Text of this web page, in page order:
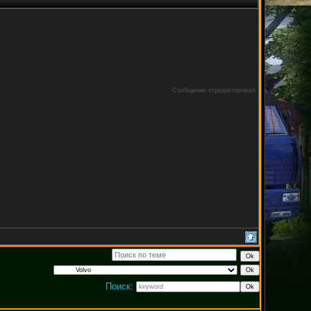
Сообщение отредактировал
Поиск: